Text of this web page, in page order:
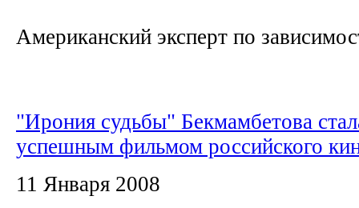
Американский эксперт по
"Ирония судьбы" Бекмамбетова
успешным фильмом российского
11 Января 2008